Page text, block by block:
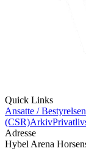
Quick Links
Ansatte / Bestyrelsen
(CSR)Arkiv
Adresse
Hybel Arena